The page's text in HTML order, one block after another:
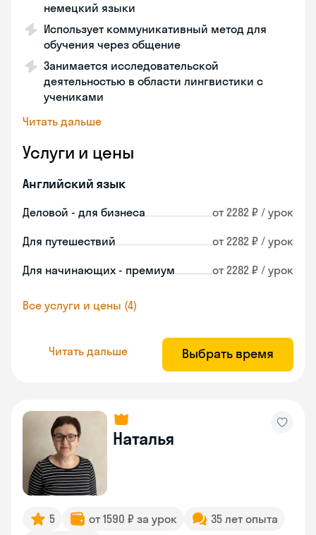
немецкий языки
Использует коммуникативный метод для
обучения через общение
Занимается исследовательской
деятельностью в области лингвистики с
учениками
Читать дальше
Услуги и цены
Английский язык
Деловой - для бизнеса от 2282 ₽ / урок
Для путешествий от 2282 ₽ / урок
Для начинающих - премиум от 2282 ₽ / урок
Все услуги и цены (4)
Читать дальше Выбрать время
Наталья
5 от 1590 ₽ за урок
35 лет опыта